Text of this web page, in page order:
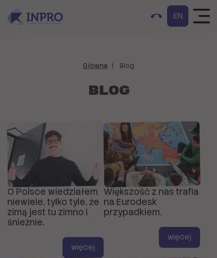
EN
Główna Blog
Blog
O Polsce wiedziałem
niewiele, tylko tyle, że
zimą jest tu zimno i
śnieżnie.
więcej
Większość z nas trafia
na Eurodesk
przypadkiem.
więcej